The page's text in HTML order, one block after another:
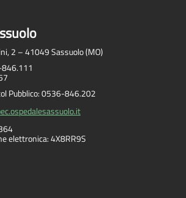
2 – 41049 Sassuolo (MO)
Pubblico: 0536-846.202
elettronica: 4X8RR9S